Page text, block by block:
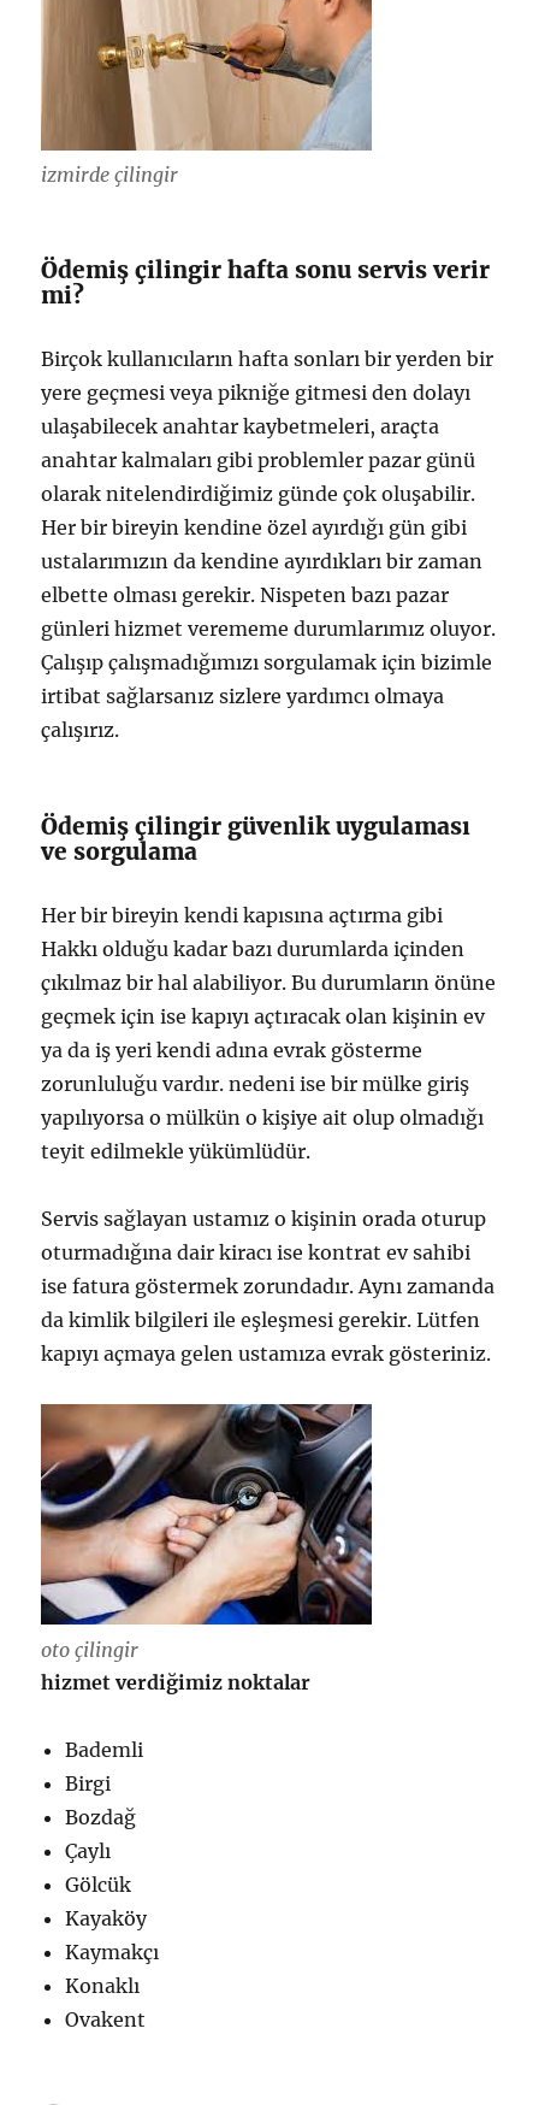
izmirde çilingir
Ödemiş çilingir hafta sonu servis verir
mi?
Birçok kullanıcıların hafta sonları bir yerden bir
yere geçmesi veya pikniğe gitmesi den dolayı
ulaşabilecek anahtar kaybetmeleri, araçta
anahtar kalmaları gibi problemler pazar günü
olarak nitelendirdiğimiz günde çok oluşabilir.
Her bir bireyin kendine özel ayırdığı gün gibi
ustalarımızın da kendine ayırdıkları bir zaman
elbette olması gerekir. Nispeten bazı pazar
günleri hizmet verememe durumlarımız oluyor.
Çalışıp çalışmadığımızı sorgulamak için bizimle
irtibat sağlarsanız sizlere yardımcı olmaya
çalışırız.
Ödemiş çilingir güvenlik uygulaması
ve sorgulama
Her bir bireyin kendi kapısına açtırma gibi
Hakkı olduğu kadar bazı durumlarda içinden
çıkılmaz bir hal alabiliyor. Bu durumların önüne
geçmek için ise kapıyı açtıracak olan kişinin ev
ya da iş yeri kendi adına evrak gösterme
zorunluluğu vardır. nedeni ise bir mülke giriş
yapılıyorsa o mülkün o kişiye ait olup olmadığı
teyit edilmekle yükümlüdür.
Servis sağlayan ustamız o kişinin orada oturup
oturmadığına dair kiracı ise kontrat ev sahibi
ise fatura göstermek zorundadır. Aynı zamanda
da kimlik bilgileri ile eşleşmesi gerekir. Lütfen
kapıyı açmaya gelen ustamıza evrak gösteriniz.
oto çilingir
hizmet verdiğimiz noktalar
Bademli
Birgi
Bozdağ
Çaylı
Gölcük
Kayaköy
Kaymakçı
Konaklı
Ovakent